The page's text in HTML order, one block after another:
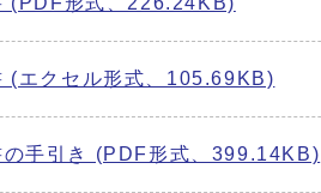
エクセル形式、105.69KB)
手引き (PDF形式、399.14KB)